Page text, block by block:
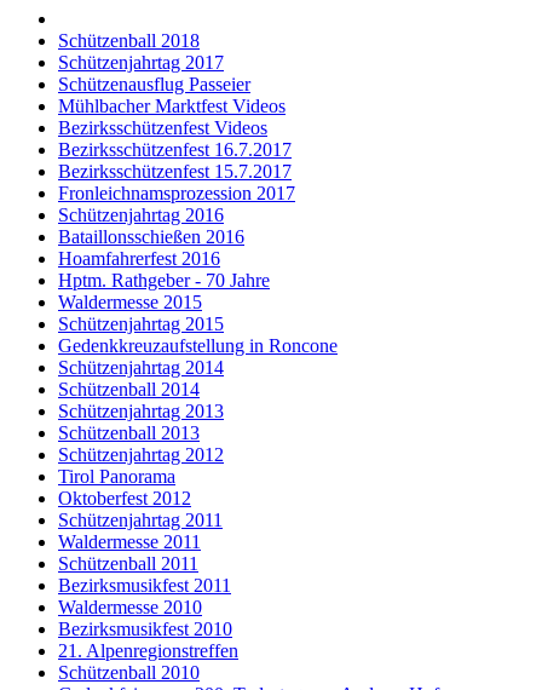
Schützenball 2018
Schützenjahrtag 2017
Schützenausflug Passeier
Mühlbacher Marktfest Videos
Bezirksschützenfest Videos
Bezirksschützenfest 16.7.2017
Bezirksschützenfest 15.7.2017
Fronleichnamsprozession 2017
Schützenjahrtag 2016
Bataillonsschießen 2016
Hoamfahrerfest 2016
Hptm. Rathgeber - 70 Jahre
Waldermesse 2015
Schützenjahrtag 2015
Gedenkkreuzaufstellung in Roncone
Schützenjahrtag 2014
Schützenball 2014
Schützenjahrtag 2013
Schützenball 2013
Schützenjahrtag 2012
Tirol Panorama
Oktoberfest 2012
Schützenjahrtag 2011
Waldermesse 2011
Schützenball 2011
Bezirksmusikfest 2011
Waldermesse 2010
Bezirksmusikfest 2010
21. Alpenregionstreffen
Schützenball 2010